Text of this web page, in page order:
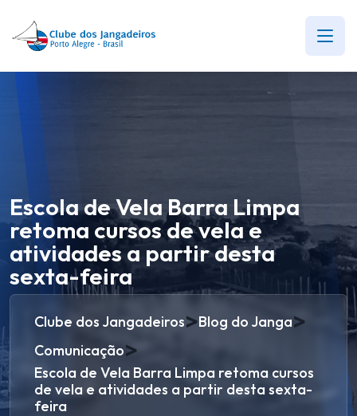
Escola de Vela Barra Limpa
retoma cursos de vela e
atividades a partir desta
sexta-feira
Clube dos Jangadeiros>Blog do Janga>
Comunicação>
Escola de Vela Barra Limpa retoma cursos
de vela e atividades a partir desta sexta-
feira